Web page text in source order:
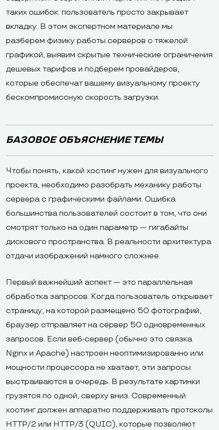
таких ошибок: пользователь просто закрывает
вкладку. В этом экспертном материале мы
разберем физику работы серверов с тяжелой
графикой, выявим скрытые технические ограничения
дешевых тарифов и подберем провайдеров,
которые обеспечат вашему визуальному проекту
бескомпромиссную скорость загрузки.
БАЗОВОЕ ОБЪЯСНЕНИЕ ТЕМЫ
Чтобы понять, какой хостинг нужен для визуального
проекта, необходимо разобрать механику работы
сервера с графическими файлами. Ошибка
большинства пользователей состоит в том, что они
смотрят только на один параметр — гигабайты
дискового пространства. В реальности архитектура
отдачи изображений намного сложнее.
Первый важнейший аспект — это параллельная
обработка запросов. Когда пользователь открывает
страницу, на которой размещено 50 фотографий,
браузер отправляет на сервер 50 одновременных
запросов. Если веб-сервер (обычно это связка
Nginx и Apache) настроен неоптимизированно или
мощности процессора не хватает, эти запросы
выстраиваются в очередь. В результате картинки
грузятся по одной, сверху вниз. Современный
хостинг должен аппаратно поддерживать протоколы
HTTP/2 или HTTP/3 (QUIC), которые позволяют